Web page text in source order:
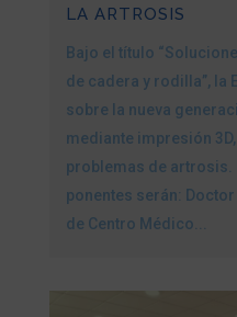
LA ARTROSIS
Bajo el título
de cadera y rodilla”, la
sobre la nueva
mediante impresión
problemas de artrosis.
ponentes serán:
de Centro Médico...